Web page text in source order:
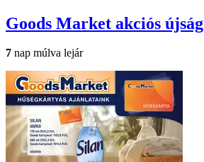
Goods Market akciós újság
7 nap múlva lejár